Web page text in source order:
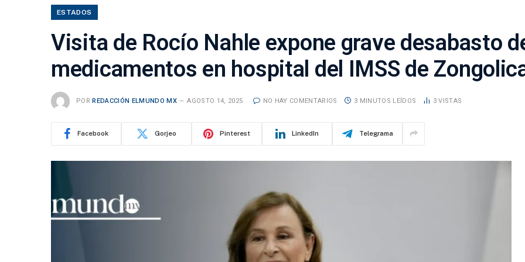
ESTADOS
Visita de Rocío Nahle expone grave desabasto
medicamentos en hospital del IMSS de
POR REDACCIÓN ELMUNDO MX AGOSTO 14, 2025 NO HAY COMENTARIOS 3 MINUTOS LEÍDOS 3VISTAS
Facebook Gorjeo Pinterest LinkedIn Telegrama